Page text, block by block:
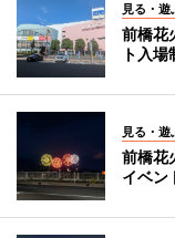
見る・遊
前橋花
ト入
見る・遊
前橋花
イベン